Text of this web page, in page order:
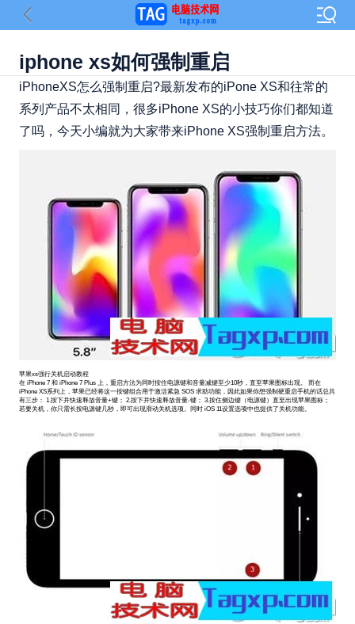
iphone xs如何强制重启
iPhoneXS怎么强制重启?最新发布的iPone XS和往常的
系列产品不太相同，很多iPhone XS的小技巧你们都知道
了吗，今天小编就为大家带来iPhone XS强制重启方法。
苹果xs强行关机启动教程
在 iPhone 7 和 iPhone 7 Plus 上，重启方法为同时按住电源键和音量减键至少10秒，直至苹果图标出现。 而在
iPhone XS系列上，苹果已经将这一按键组合用于激活紧急 SOS 求助功能，因此如果你想强制硬重启手机的话总共
有三步： 1.按下并快速释放音量+键； 2.按下并快速释放音量-键； 3.按住侧边键（电源键）直至出现苹果图标；
若要关机，你只需长按电源键几秒，即可出现滑动关机选项。同时 iOS 11设置选项中也提供了关机功能。